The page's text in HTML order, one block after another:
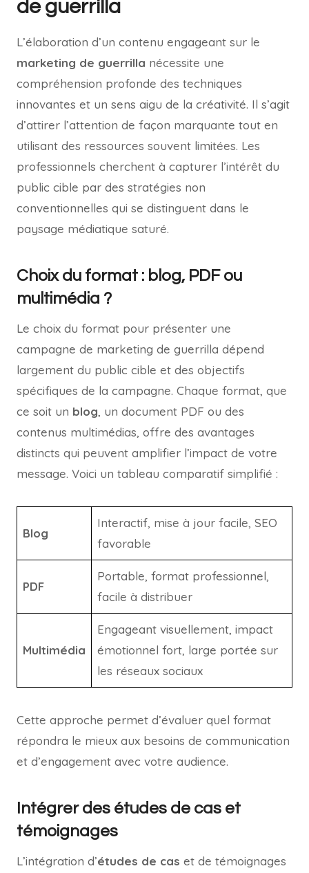
de guerrilla
L’élaboration d’un contenu engageant sur le
marketing de guerrilla nécessite une
compréhension profonde des techniques
innovantes et un sens aigu de la créativité. Il s’agit
d’attirer l’attention de façon marquante tout en
utilisant des ressources souvent limitées. Les
professionnels cherchent à capturer l’intérêt du
public cible par des stratégies non
conventionnelles qui se distinguent dans le
paysage médiatique saturé.
Choix du format : blog, PDF ou
multimédia ?
Le choix du format pour présenter une
campagne de marketing de guerrilla dépend
largement du public cible et des objectifs
spécifiques de la campagne. Chaque format, que
ce soit un blog, un document PDF ou des
contenus multimédias, offre des avantages
distincts qui peuvent amplifier l’impact de votre
message. Voici un tableau comparatif simplifié :
Blog
Interactif, mise à jour facile, SEO
favorable
PDF
Portable, format professionnel,
facile à distribuer
Multimédia
Engageant visuellement, impact
émotionnel fort, large portée sur
les réseaux sociaux
Cette approche permet d’évaluer quel format
répondra le mieux aux besoins de communication
et d’engagement avec votre audience.
Intégrer des études de cas et
témoignages
L’intégration d’études de cas et de témoignages